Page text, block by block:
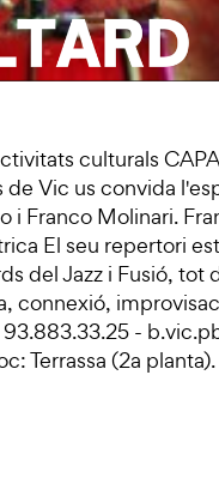
culturals
de Vic us convida
i Franco Molinari.
El seu repertori
del Jazz i Fusió,
connexió,
-
Terrassa (2a